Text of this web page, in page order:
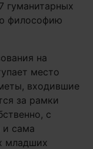
гуманитарных
философию
на
место
входившие
за рамки
с
и сама
младших